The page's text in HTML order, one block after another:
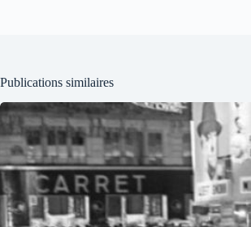
Publications similaires